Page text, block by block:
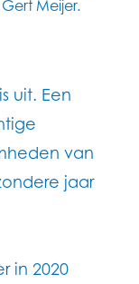
Meijer.
uit. Een
van
jaar
in 2020